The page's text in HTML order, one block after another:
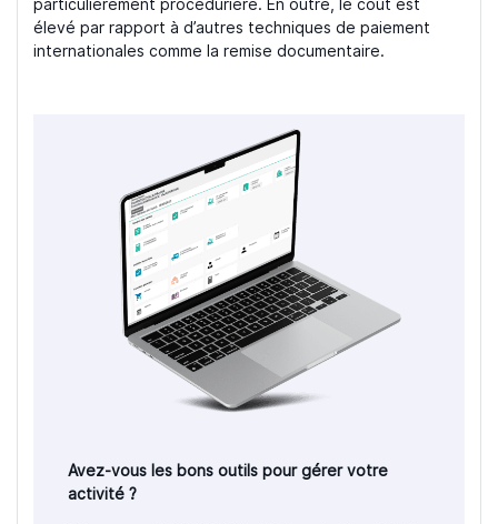
particulièrement procédurière. En outre, le coût est
élevé par rapport à d’autres techniques de paiement
internationales comme la remise documentaire.
Avez-vous les bons outils pour gérer votre
activité ?